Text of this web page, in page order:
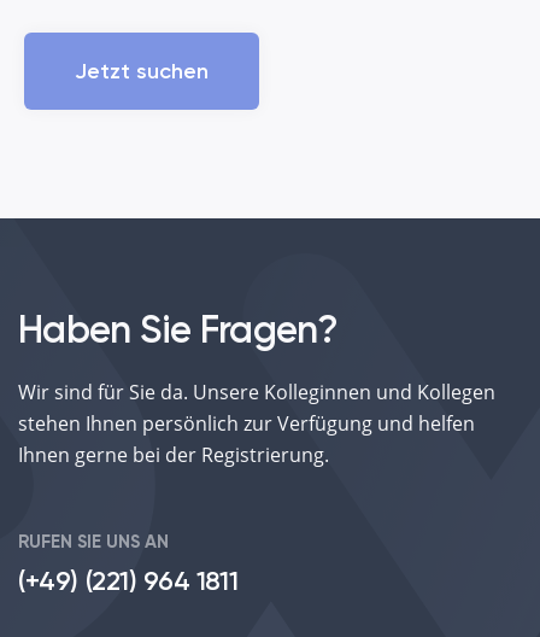
Jetzt suchen
Haben Sie Fragen?
Wir sind für Sie da. Unsere Kolleginnen und Kollegen
stehen Ihnen persönlich zur Verfügung und helfen
Ihnen gerne bei der Registrierung.
RUFEN SIE UNS AN
(+49) (221) 964 1811